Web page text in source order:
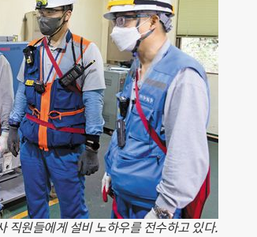
직원들에게 설비 노하우를 전수하고 있다.